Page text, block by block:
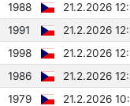
1988
21.2.2026
1991
21.2.2026
1998
21.2.2026
1986
21.2.2026
1979
21.2.2026